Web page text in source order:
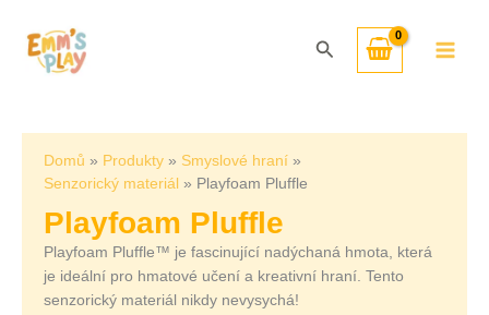
obsah
Hledat
Domů Produkty
Smyslové hraní
Senzorický materiál
Playfoam Pluffle
Playfoam Pluffle
Playfoam Pluffle™ je fascinující nadýchaná hmota, která
je ideální pro hmatové učení a kreativní hraní. Tento
senzorický materiál nikdy nevysychá!